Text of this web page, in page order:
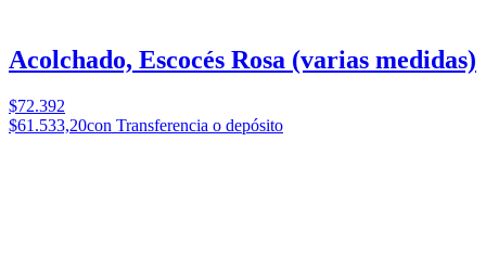
Acolchado, Escocés Rosa (varias medidas)
$72.392
$61.533,20con Transferencia o depósito